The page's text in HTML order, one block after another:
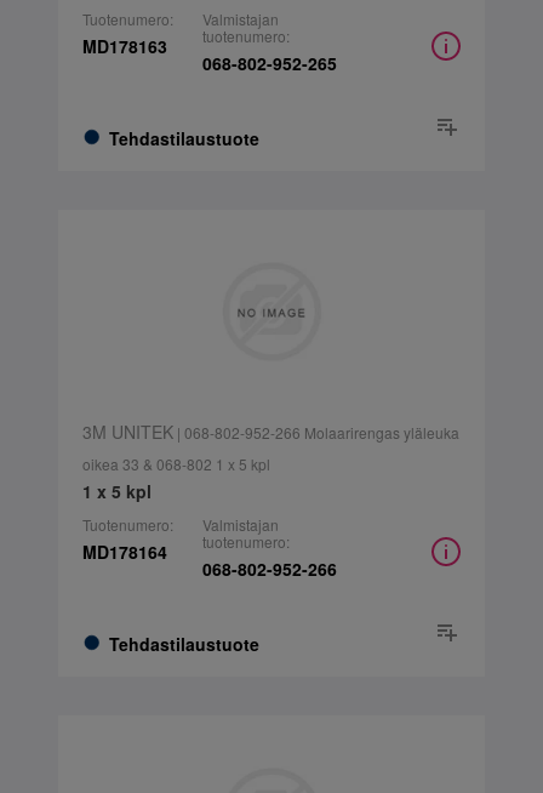
Tuotenumero:
MD178163
Tehdastilaustuote
Valmistajan
tuotenumero:
068-802-952-265
3M UNITEK| 068-802-952-266 Molaarirengas yläleuka
oikea 33 & 068-802 1 x 5 kpl
1 x 5 kpl
Tuotenumero:
MD178164
Tehdastilaustuote
Valmistajan
tuotenumero:
068-802-952-266